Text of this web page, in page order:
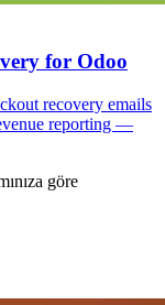
for Odoo
recovery emails
reporting —
göre